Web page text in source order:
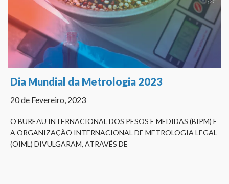
Dia Mundial da Metrologia 2023
20 de Fevereiro, 2023
O BUREAU INTERNACIONAL DOS PESOS E MEDIDAS (BIPM) E
A ORGANIZAÇÃO INTERNACIONAL DE METROLOGIA LEGAL
(OIML) DIVULGARAM, ATRAVÉS DE